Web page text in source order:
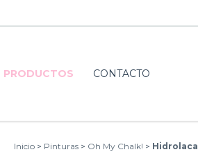
PRODUCTOS CONTACTO
Inicio > Pinturas > Oh My Chalk! > Hidrolaca